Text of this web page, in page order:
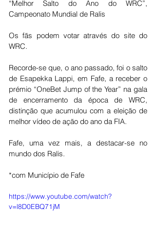
“Melhor Salto do Ano do WRC”,
Campeonato Mundial de Ralis
Os fãs podem votar através do site do
WRC.
Recorde-se que, o ano passado, foi o salto
de Esapekka Lappi, em Fafe, a receber o
prémio “OneBet Jump of the Year” na gala
de encerramento da época de WRC,
distinção que acumulou com a eleição de
melhor vídeo de ação do ano da FIA.
Fafe, uma vez mais, a destacar-se no
mundo dos Ralis.
*com Município de Fafe
https://www.youtube.com/watch?
v=l8D0EBQ71jM